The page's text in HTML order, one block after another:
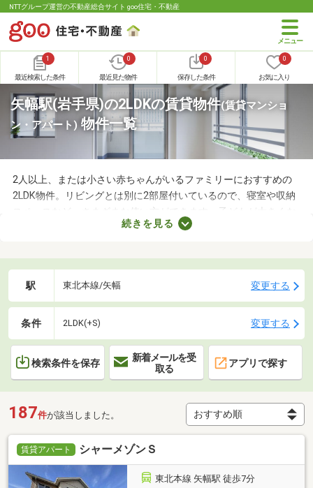
NTTグループ運営の不動産総合サイト goo住宅・不動産
1
最近検索した条件
0
最近見た物件
0
保存した条件
0
お気に入り
矢幅駅(岩手県)の2LDKの賃貸物件(賃貸マンショ
ン・アパート) 物件一覧
2人以上、または小さい赤ちゃんがいるファミリーにおすすめの
2LDK物件。リビングとは別に2部屋付いているので、寝室や収納
スペースなど、さまざまな使い方ができます。子どもが大きくな
れば子ども部屋にもできるので、長く住めることも魅力です。こ
チェックして、希望にぴったりな物件を見つけましょう。
続きを見る
駅 東北本線/矢幅 変更する
条件 2LDK(+S) 変更する
検索条件を保存
新着メールを受
取る
アプリで探す
187件が該当しました。
賃貸アパート シャーメゾンＳ
東北本線 矢幅駅 徒歩7分